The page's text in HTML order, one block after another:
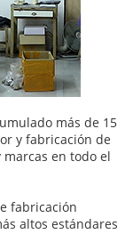
más de 15
y fabricación de
en todo el
fabricación
altos estándares